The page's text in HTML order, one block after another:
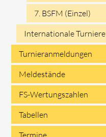
7. BSFM (Einzel)
Internationale Turniere
Turnieranmeldungen
Meldestände
FS-Wertungszahlen
Tabellen
Termine